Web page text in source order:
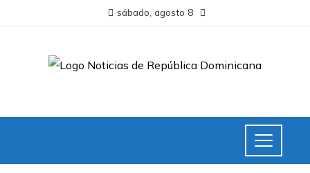
sábado, agosto 8